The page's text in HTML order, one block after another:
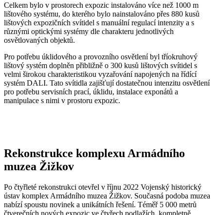
Celkem bylo v prostorech expozic instalováno více než 1000 m
lištového systému, do kterého bylo nainstalováno přes 880 kusů
lištových expozičních svítidel s manuální regulací intenzity a s
různými optickými systémy dle charakteru jednotlivých
osvětlovaných objektů.
Pro potřebu úklidového a provozního osvětlení byl tříokruhový
lištový systém doplněn přibližně o 300 kusů lištových svítidel s
velmi širokou charakteristikou vyzařování napojených na řídící
systém DALI. Tato svítidla zajišťují dostatečnou intenzitu osvětlení
pro potřebu servisních prací, úklidu, instalace exponátů a
manipulace s nimi v prostoru expozic.
Rekonstrukce komplexu Armádního
muzea Žižkov
Po čtyřleté rekonstrukci otevřel v říjnu 2022 Vojenský historický
ústav komplex Armádního muzea Žižkov. Současná podoba muzea
nabízí spoustu novinek a unikátních řešení. Téměř 5 000 metrů
čtverečních nových expozic ve čtyřech podlažích, kompletně